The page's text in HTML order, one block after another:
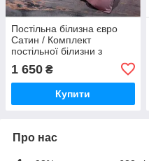
Постільна білизна євро
Сатин / Комплект
постільної білизни з
вишивкою Рожева з сірим
1 650 ₴
Купити
Про нас